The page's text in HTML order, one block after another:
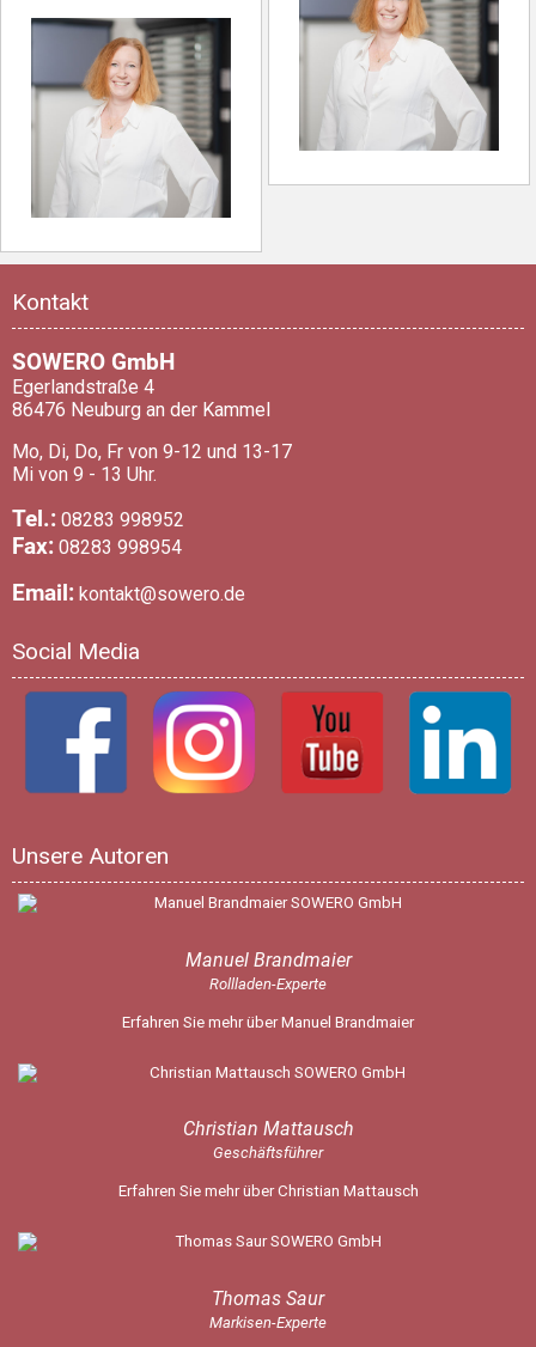
Kontakt
SOWERO GmbH
Egerlandstraße 4
86476 Neuburg an der Kammel
Mo, Di, Do, Fr von 9-12 und 13-17
Mi von 9 - 13 Uhr.
Tel.: 08283 998952
Fax: 08283 998954
Email: kontakt@sowero.de
Social Media
Unsere Autoren
Manuel Brandmaier
Rollladen-Experte
Erfahren Sie mehr über Manuel Brandmaier
Christian Mattausch
Geschäftsführer
Erfahren Sie mehr über Christian Mattausch
Thomas Saur
Markisen-Experte